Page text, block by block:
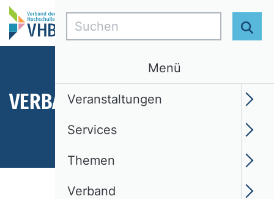
VERBAND
Suchen
Menü
Veranstaltungen
Services
Themen
Verband